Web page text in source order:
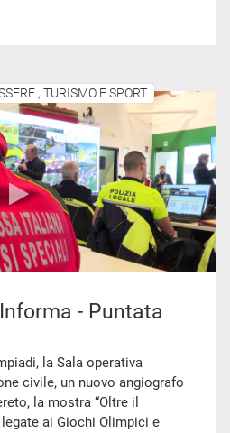
, TURISMO E SPORT
- Puntata
la Sala operativa
civile, un nuovo angiografo
la mostra “Oltre il
ai Giochi Olimpici e